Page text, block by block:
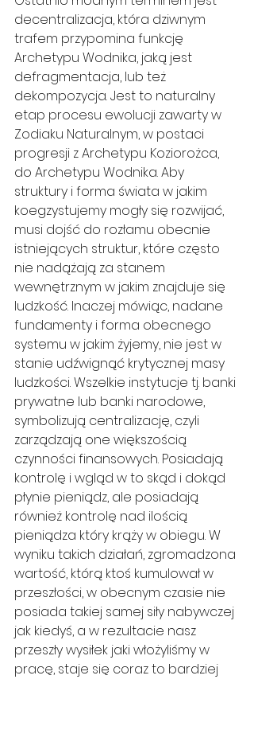
decentralizacja, która dziwnym
trafem przypomina funkcję
Archetypu Wodnika, jaką jest
defragmentacja, lub też
dekompozycja. Jest to naturalny
etap procesu ewolucji zawarty w
Zodiaku Naturalnym, w postaci
progresji z Archetypu Koziorożca,
do Archetypu Wodnika. Aby
struktury i forma świata w jakim
koegzystujemy mogły się rozwijać,
musi dojść do rozłamu obecnie
istniejących struktur, które często
nie nadążają za stanem
wewnętrznym w jakim znajduje się
ludzkość. Inaczej mówiąc, nadane
fundamenty i forma obecnego
systemu w jakim żyjemy, nie jest w
stanie udźwignąć krytycznej masy
ludzkości. Wszelkie instytucje tj. banki
prywatne lub banki narodowe,
symbolizują centralizację, czyli
zarządzają one większością
czynności finansowych. Posiadają
kontrolę i wgląd w to skąd i dokąd
płynie pieniądz, ale posiadają
również kontrolę nad ilością
pieniądza który krąży w obiegu. W
wyniku takich działań, zgromadzona
wartość, którą ktoś kumulował w
przeszłości, w obecnym czasie nie
posiada takiej samej siły nabywczej
jak kiedyś, a w rezultacie nasz
przeszły wysiłek jaki włożyliśmy w
pracę, staje się coraz to bardziej